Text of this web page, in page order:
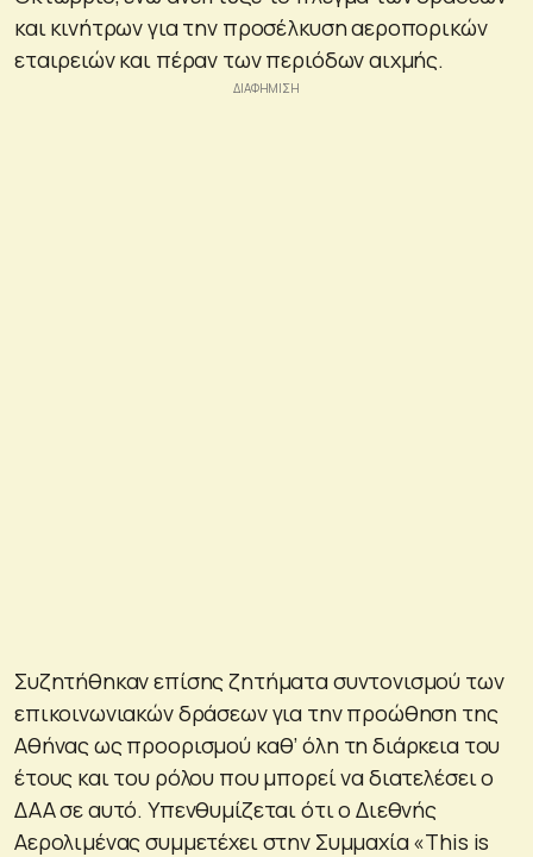
και κινήτρων για την προσέλκυση αεροπορικών
εταιρειών και πέραν των περιόδων αιχμής.
Συζητήθηκαν επίσης ζητήματα συντονισμού των
επικοινωνιακών δράσεων για την προώθηση της
Αθήνας ως προορισμού καθ’ όλη τη διάρκεια του
έτους και του ρόλου που μπορεί να διατελέσει ο
ΔΑΑ σε αυτό. Υπενθυμίζεται ότι ο Διεθνής
Αερολιμένας συμμετέχει στην Συμμαχία «Τhis is